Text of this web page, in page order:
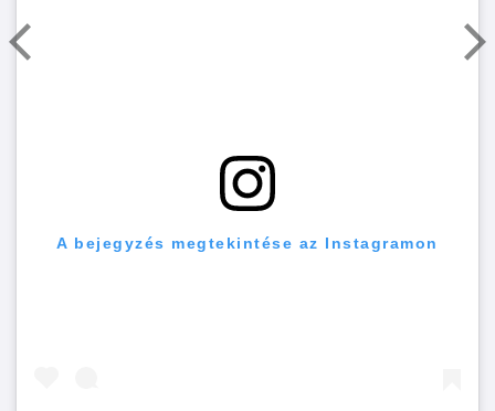
A bejegyzés megtekintése az Instagramon